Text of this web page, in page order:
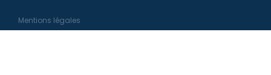
Mentions légales